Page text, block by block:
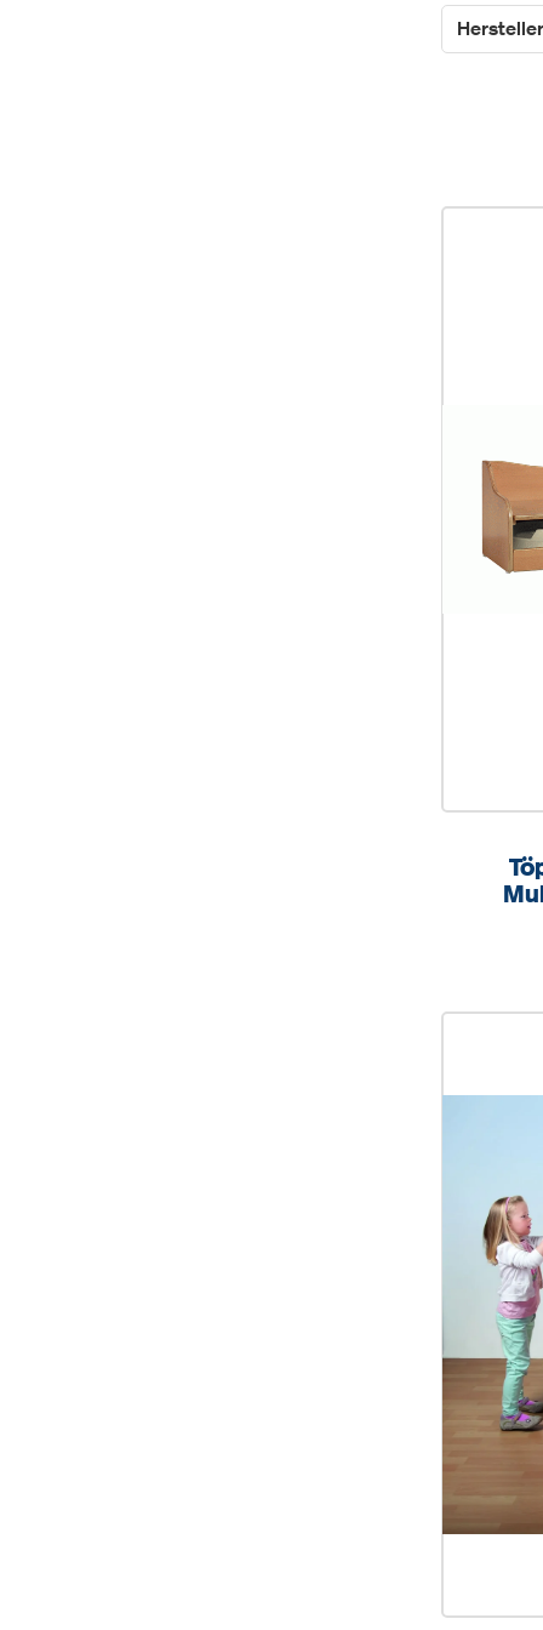
Hersteller
und